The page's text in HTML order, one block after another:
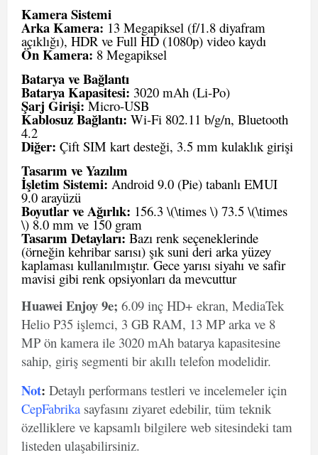
Kamera Sistemi
Arka Kamera: 13 Megapiksel (f/1.8 diyafram
açıklığı), HDR ve Full HD (1080p) video kaydı
Ön Kamera: 8 Megapiksel
Batarya ve Bağlantı
Batarya Kapasitesi: 3020 mAh (Li-Po)
Şarj Girişi:Micro-USB
Kablosuz Bağlantı: Wi-Fi 802.11 b/g/n, Bluetooth
4.2
Diğer: Çift SIM kart desteği, 3.5 mm kulaklık girişi
Tasarım ve Yazılım
İşletim Sistemi: Android 9.0 (Pie) tabanlı EMUI
9.0 arayüzü
Boyutlar ve Ağırlık: 156.3 \(\times \) 73.5 \(\times
\) 8.0 mm ve 150 gram
Tasarım Detayları: Bazı renk seçeneklerinde
(örneğin kehribar sarısı) şık suni deri arka yüzey
kaplaması kullanılmıştır. Gece yarısı siyahı ve safir
mavisi gibi renk opsiyonları da mevcuttur
Huawei Enjoy 9e; 6.09 inç HD+ ekran, MediaTek
Helio P35 işlemci, 3 GB RAM, 13 MP arka ve 8
MP ön kamera ile 3020 mAh batarya kapasitesine
sahip, giriş segmenti bir akıllı telefon modelidir.
Not: Detaylı performans testleri ve incelemeler için
CepFabrika sayfasını ziyaret edebilir, tüm teknik
özelliklere ve kapsamlı bilgilere web sitesindeki tam
listeden ulaşabilirsiniz.